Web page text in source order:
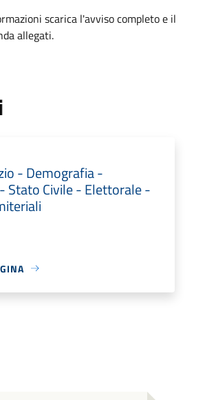
scarica l'avviso completo e il
allegati.
- Demografia -
Stato Civile - Elettorale -